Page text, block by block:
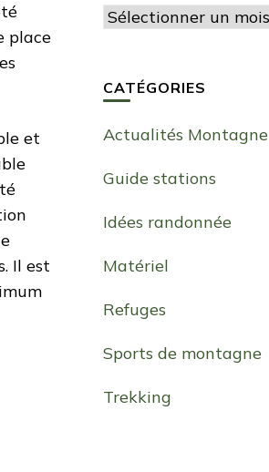
place
et
Il est
Archives
CATÉGORIES
Actualités Montagne
Guide stations
Idées randonnée
Matériel
Refuges
Sports de montagne
Trekking